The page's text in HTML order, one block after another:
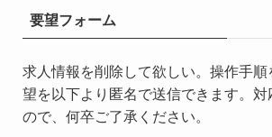
要望フォーム
求人情報を削除して欲しい。操作手
望を以下より匿名で送信できます。
ので、何卒ご了承ください。